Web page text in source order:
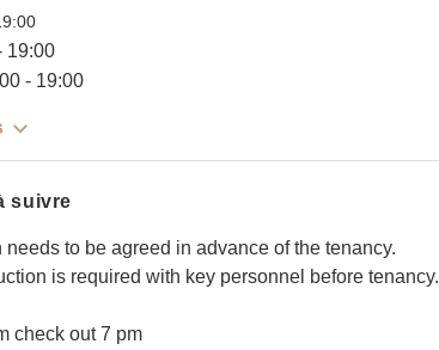
19:00
- 19:00
suivre
to be agreed in advance of the tenancy.
is required with key personnel before tenancy.
check out 7 pm